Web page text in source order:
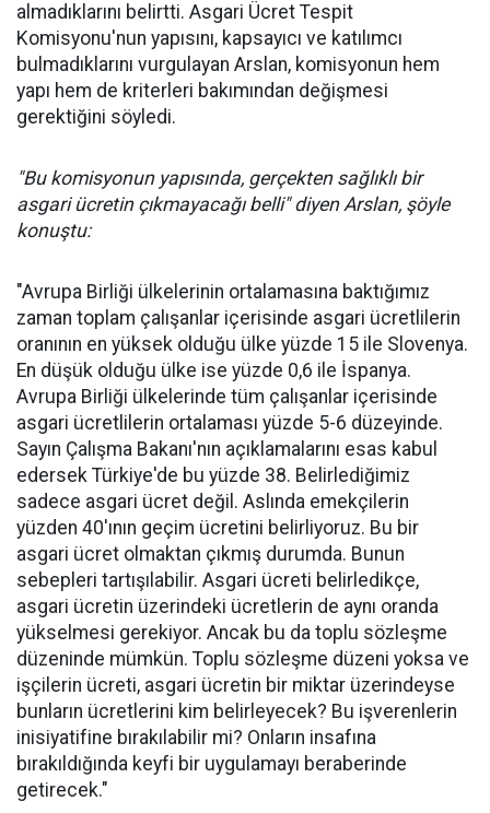
almadıklarını belirtti. Asgari Ücret Tespit
Komisyonu'nun yapısını, kapsayıcı ve katılımcı
bulmadıklarını vurgulayan Arslan, komisyonun hem
yapı hem de kriterleri bakımından değişmesi
gerektiğini söyledi.
"Bu komisyonun yapısında, gerçekten sağlıklı bir
asgari ücretin çıkmayacağı belli" diyen Arslan, şöyle
konuştu:
"Avrupa Birliği ülkelerinin ortalamasına baktığımız
zaman toplam çalışanlar içerisinde asgari ücretlilerin
oranının en yüksek olduğu ülke yüzde 15 ile Slovenya.
En düşük olduğu ülke ise yüzde 0,6 ile İspanya.
Avrupa Birliği ülkelerinde tüm çalışanlar içerisinde
asgari ücretlilerin ortalaması yüzde 5-6 düzeyinde.
Sayın Çalışma Bakanı'nın açıklamalarını esas kabul
edersek Türkiye'de bu yüzde 38. Belirlediğimiz
sadece asgari ücret değil. Aslında emekçilerin
yüzden 40'ının geçim ücretini belirliyoruz. Bu bir
asgari ücret olmaktan çıkmış durumda. Bunun
sebepleri tartışılabilir. Asgari ücreti belirledikçe,
asgari ücretin üzerindeki ücretlerin de aynı oranda
yükselmesi gerekiyor. Ancak bu da toplu sözleşme
düzeninde mümkün. Toplu sözleşme düzeni yoksa ve
işçilerin ücreti, asgari ücretin bir miktar üzerindeyse
bunların ücretlerini kim belirleyecek? Bu işverenlerin
inisiyatifine bırakılabilir mi? Onların insafına
bırakıldığında keyfi bir uygulamayı beraberinde
getirecek."